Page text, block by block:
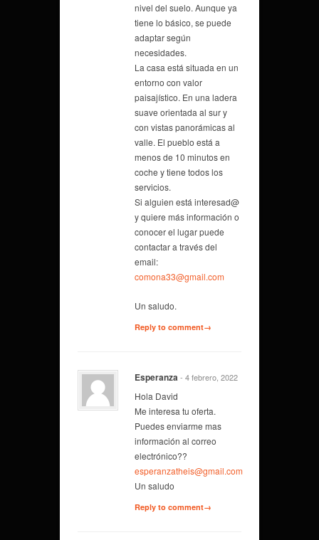
nivel del suelo. Aunque ya
tiene lo básico, se puede
adaptar según
necesidades.
La casa está situada en un
entorno con valor
paisajístico. En una ladera
suave orientada al sur y
con vistas panorámicas al
valle. El pueblo está a
menos de 10 minutos en
coche y tiene todos los
servicios.
Si alguien está interesad@
y quiere más información o
conocer el lugar puede
contactar a través del
email:
comona33@gmail.com
Un saludo.
Reply to comment→
Esperanza- 4 febrero, 2022
Hola David
Me interesa tu oferta.
Puedes enviarme mas
información al correo
electrónico??
esperanzatheis@gmail.com
Un saludo
Reply to comment→